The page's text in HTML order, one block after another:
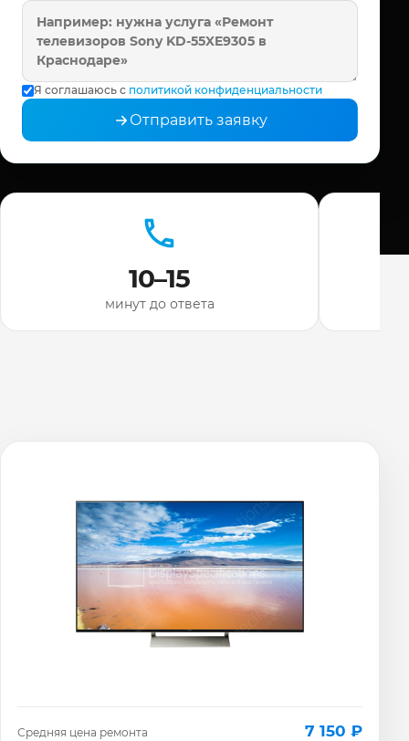
Я соглашаюсь с политикой конфиденциальности
Отправить заявку
10–15
минут до ответа
Средняя цена ремонта 7 150 ₽